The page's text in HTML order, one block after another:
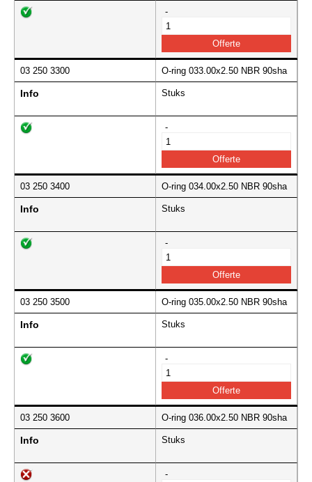
-
03 250 3300 O-ring 033.00x2.50 NBR 90sha
Info Stuks
-
03 250 3400 O-ring 034.00x2.50 NBR 90sha
Info Stuks
-
03 250 3500 O-ring 035.00x2.50 NBR 90sha
Info Stuks
-
03 250 3600 O-ring 036.00x2.50 NBR 90sha
Info Stuks
-